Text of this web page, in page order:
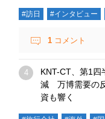
#訪日 #インタビュー
1 コメント
KNT-CT、第1四
減 万博需要の
資も響く